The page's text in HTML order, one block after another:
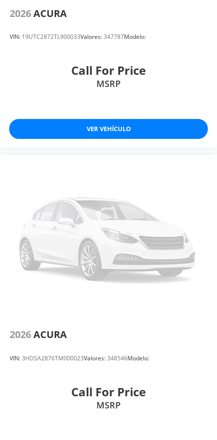
2026ACURA
VIN: 19UTC2872TL900033Valores:347787Modelo:
Call For Price
MSRP
VER VEHÍCULO
2026ACURA
VIN:3HDSA2876TM000023Valores:348546Modelo:
Call For Price
MSRP